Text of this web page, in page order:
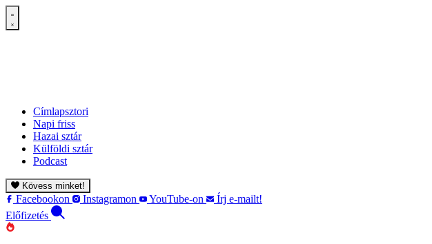
Címlapsztori
Napi friss
Hazai sztár
Külföldi sztár
Podcast
Kövess minket!
Facebookon Instagramon YouTube-on
Írj e-mailt!
Előfizetés